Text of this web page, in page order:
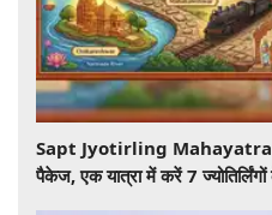
Sapt Jyotirling Mahayatra:
पैकेज, एक यात्रा में करें 7